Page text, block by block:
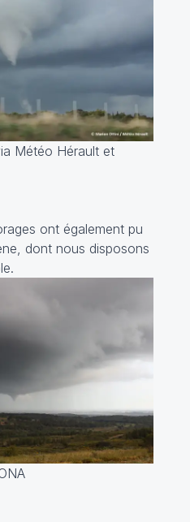
Météo Hérault et
ont également pu
dont nous disposons